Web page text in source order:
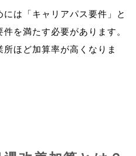
は「キャリアパス要件」と
を満たす必要があります。
ほど加算率が高くなりま